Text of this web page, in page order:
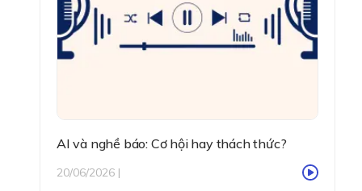
AI và nghề báo: Cơ hội hay thách thức?
20/06/2026 |